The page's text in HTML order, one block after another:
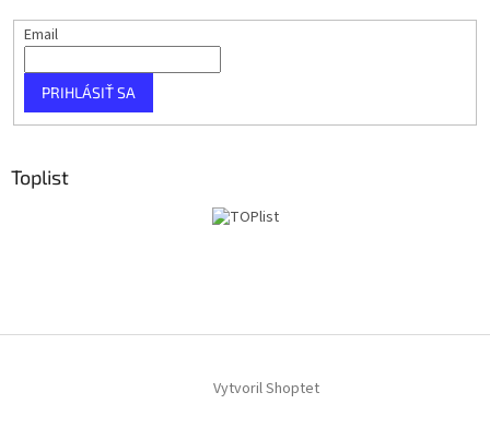
Email
PRIHLÁSIŤ SA
Toplist
Vytvoril Shoptet